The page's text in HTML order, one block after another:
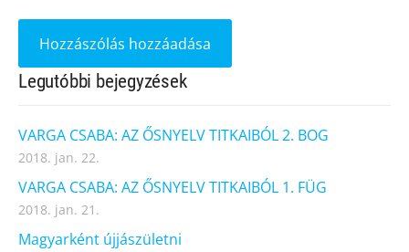
Legutóbbi bejegyzések
VARGA CSABA: AZ ŐSNYELV TITKAIBÓL 2. BOG
2018. jan. 22.
VARGA CSABA: AZ ŐSNYELV TITKAIBÓL 1. FÜG
2018. jan. 21.
Magyarként újjászületni